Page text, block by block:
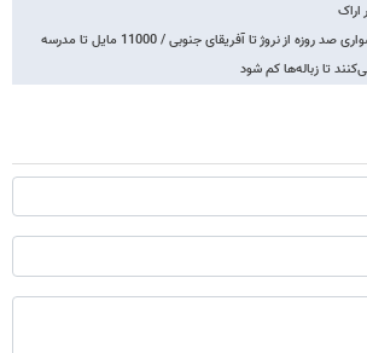
از نروژ تا آفریقای جنوبی / 11000 مایل تا مدرسه
تا زباله‌ها کم شود